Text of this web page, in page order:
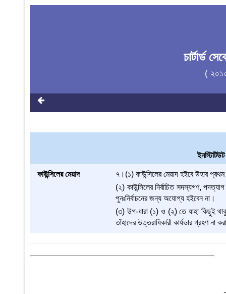
চার্টার্ড
(
কাউন্সিলের মেয়াদ
৭।(১) কাউন্সিলের মেয়াদ হইবে উহার
(২) কাউন্সিলের নির্বাচিত সদস্যগণ,
পুনঃনির্বাচনের জন্য অযোগ্য হইবেন না।
(৩) উপ-ধারা (১) ও (২) তে যাহা কিছুই
তাঁহাদের উত্তরাধিকারী কার্যভার গ্রহণ না